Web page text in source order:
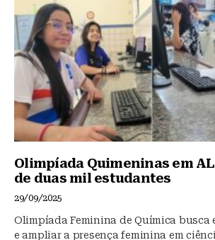
y
o
o
k
p
p
Olimpíada Quimeninas em
de duas mil estudantes
29/09/2025
Olimpíada Feminina de Química busca
e ampliar a presença feminina em